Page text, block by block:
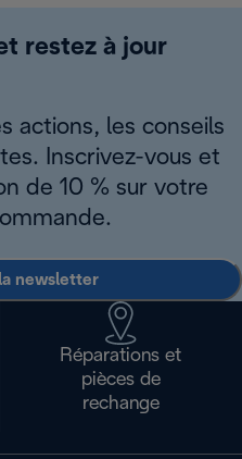
restez à jour
actions, les conseils
Inscrivez-vous et
de 10 % sur votre
newsletter
Réparations et
pièces de
rechange